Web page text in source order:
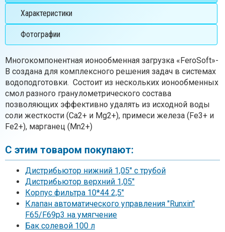
Характеристики
Фотографии
Многокомпонентная ионообменная загрузка «FeroSoft»-
В создана для комплексного решения задач в системах
водоподготовки. Состоит из нескольких ионообменных
смол разного гранулометрического состава
позволяющих эффективно удалять из исходной воды
соли жесткости (Ca2+ и Mg2+), примеси железа (Fe3+ и
Fe2+), марганец (Mn2+)
С этим товаром покупают:
Дистрибьютор нижний 1,05" c трубой
Дистрибьютор верхний 1,05"
Корпус фильтра 10*44 2,5"
Клапан автоматического управления "Runxin"
F65/F69p3 на умягчение
Бак солевой 100 л